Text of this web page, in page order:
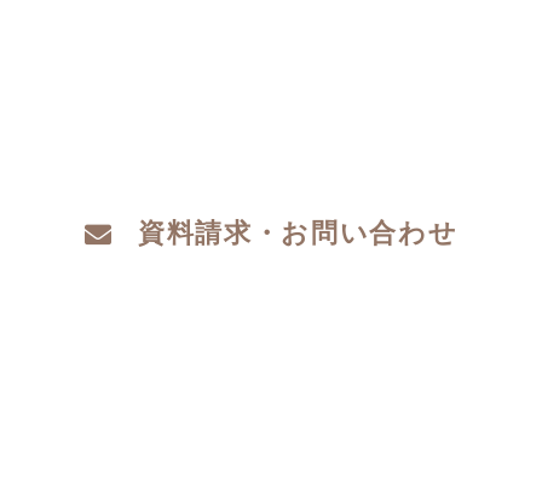
資料請求・お問い合わせ